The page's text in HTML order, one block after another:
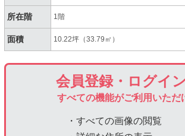
所在階 1階
面積 10.22坪（33.79㎡）
会員登録・ログイ
すべての機能がご利用いただ
・すべての画像の閲覧